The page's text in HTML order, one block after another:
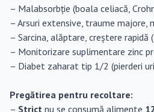
– Malabsorbție (boala celiacă,
– Arsuri extensive, traume majore,
– Sarcina, alăptare, creștere rapidă
– Monitorizare suplimentare zinc
– Diabet zaharat tip 1/2 (pierderi
Pregătirea pentru recoltare:
– Strict nu se consumă alimente